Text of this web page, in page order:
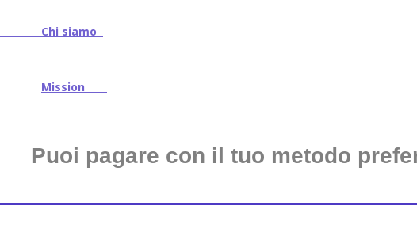
Chi siamo
Mission
Puoi pagare con il tuo metodo